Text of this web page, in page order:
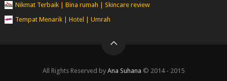
Nikmat Terbaik | Bina rumah | Skincare review
Tempat Menarik | Hotel | Umrah
All Rights Reserved by Ana Suhana © 2014 - 2015